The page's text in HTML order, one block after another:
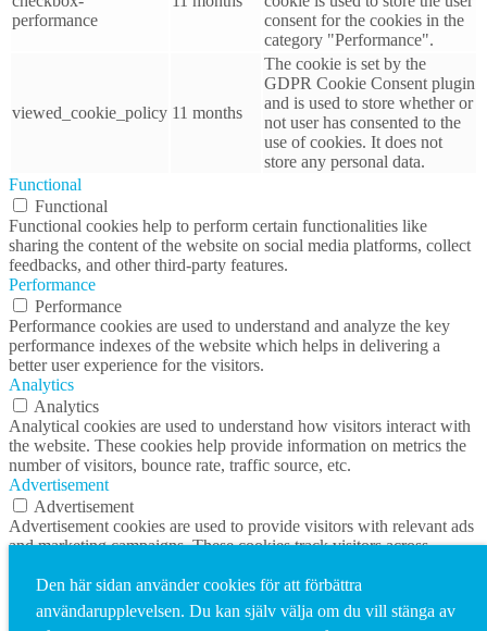
Den här sidan använder cookies för att förbättra
användarupplevelsen. Du kan själv välja om du vill stänga av
performance
consent for the cookies in the
category "Performance".
viewed_cookie_policy 11 months
The cookie is set by the
GDPR Cookie Consent plugin
and is used to store whether or
not user has consented to the
use of cookies. It does not
store any personal data.
Functional
Functional
Functional cookies help to perform certain functionalities like
sharing the content of the website on social media platforms, collect
feedbacks, and other third-party features.
Performance
Performance
Performance cookies are used to understand and analyze the key
performance indexes of the website which helps in delivering a
better user experience for the visitors.
Analytics
Analytics
Analytical cookies are used to understand how visitors interact with
the website. These cookies help provide information on metrics the
number of visitors, bounce rate, traffic source, etc.
Advertisement
Advertisement
Advertisement cookies are used to provide visitors with relevant ads
and marketing campaigns. These cookies track visitors across
Others
Others
Other uncategorized cookies are those that are being analyzed and